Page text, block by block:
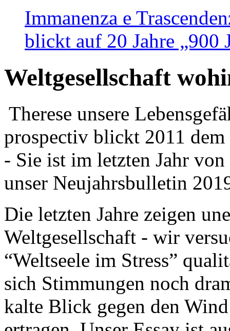
Immanenza e
blickt auf 20 Jahre „900
Weltgesellschaft
Therese unsere
prospectiv blickt 2011
- Sie ist im letzten Jahr
unser Neujahrsbulletin
Die letzten Jahre zeigen
Weltgesellschaft - wir
“Weltseele im Stress”
sich Stimmungen noch
kalte Blick gegen den